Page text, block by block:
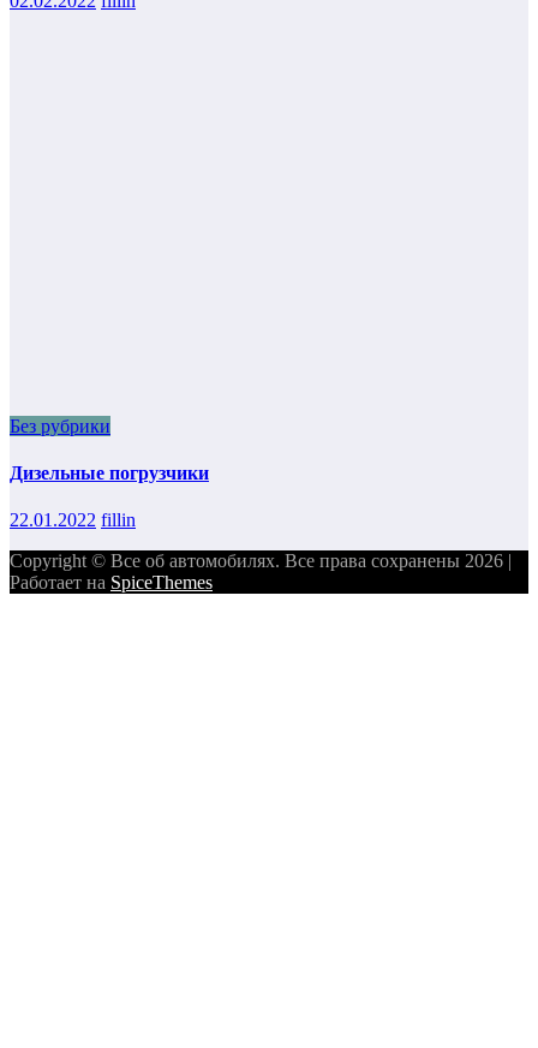
Без рубрики
Дизельные погрузчики
22.01.2022 fillin
Copyright © Все об автомобилях. Все права сохранены 2026 |
Работает на SpiceThemes